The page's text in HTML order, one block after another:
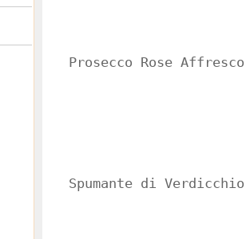
Prosecco Rose Affresco
Spumante di Verdicchio